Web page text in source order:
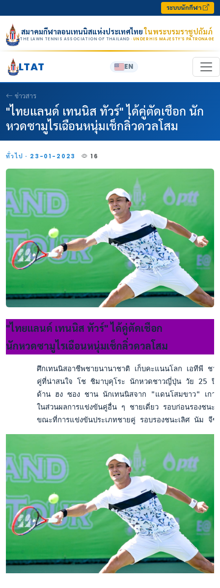
ระบบนักกีฬา
สมาคมกีฬาลอนเทนนิสแห่งประเทศไทยในพระบรมราชูปถัมภ์
THE LAWN TENNIS ASSOCIATION OF THAILAND · UNDER HIS MAJESTY’S PATRONAGE
LTAT EN
ข่าวสาร
"ไทยแลนด์ เทนนิส ทัวร์" ได้คู่ตัดเชือก นัก
หวดซามูไรเฉือนหนุ่มเช็กลิ่วดวลโสม
ทั่วไป · 23-01-2023 16
"ไทยแลนด์ เทนนิส ทัวร์" ได้คู่ตัดเชือก
นักหวดซามูไรเฉือนหนุ่มเช็กลิ่วดวลโสม
ศึกเทนนิสอาชีพชายนานาชาติ เก็บคะแนนโลก เอทีพี ช
คู่ที่น่าสนใจ โช ชิมาบุคุโระ นักหวดชาวญี่ปุ่น วัย 25 ปี
ด้าน ฮง ซอง ชาน นักเทนนิสจาก "แดนโสมขาว" เกา
ในส่วนผลการแข่งขันคู่อื่น ๆ ชายเดี่ยว รอบก่อนรองชน
ขณะที่การแข่งขันประเภทชายคู่ รอบรองชนะเลิศ นัม จี